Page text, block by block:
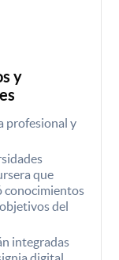
y
profesional y
que
conocimientos
del
integradas